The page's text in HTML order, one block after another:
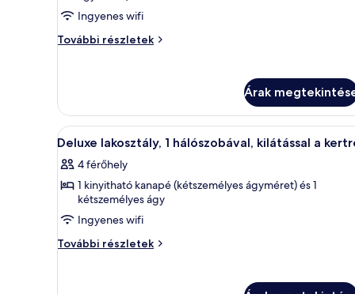
megtekintése:
Junior
tengerre
(Deluxe)
Ingyenes wifi
További részletek
Junior
(Deluxe)
további
részletei
Árak
A
következő
szoba
összes
képének
megtekintése:
Deluxe
Egy modern szállodai szoba,
8
Deluxe lakosztály, 1 hálószobával, kilátással a
4 férőhely
1 kinyitható kanapé (kétszemélyes ágyméret) és 1
kétszemélyes ágy
Ingyenes wifi
További részletek
Deluxe